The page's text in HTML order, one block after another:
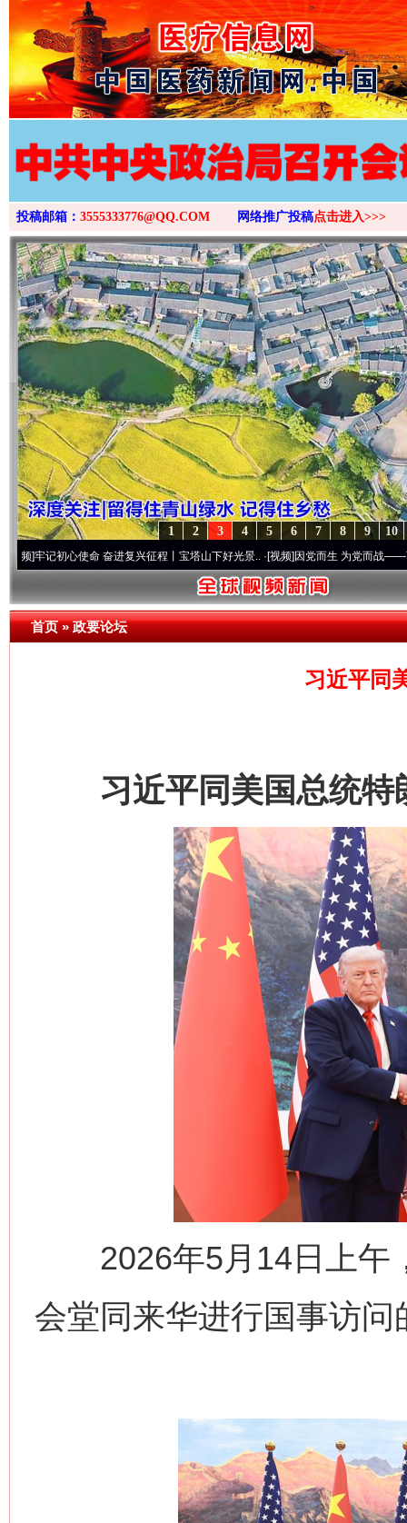
>
投稿邮箱： 3555333776@QQ.COM 网络推广投稿点击进入>>>
10
9
8
7
6
5
4
3
2
1
奋进复兴征程丨宝塔山下好光景..·[视频]因党而生 为党而战——百年“纪”事⑧加强纪
首页»政要论坛
习近平同
习近平同美国总统特
2026年5月14日上午
会堂同来华进行国事访